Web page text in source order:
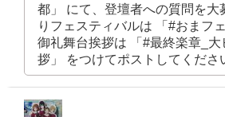
都」 にて、登壇者への質問を大
りフェスティバルは 「#おまフ
御礼舞台挨拶は 「#最終楽章_
拶」 をつけてポストしてくださ